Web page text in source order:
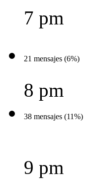
7 pm
21 mensajes (6%)
8 pm
38 mensajes (11%)
9 pm